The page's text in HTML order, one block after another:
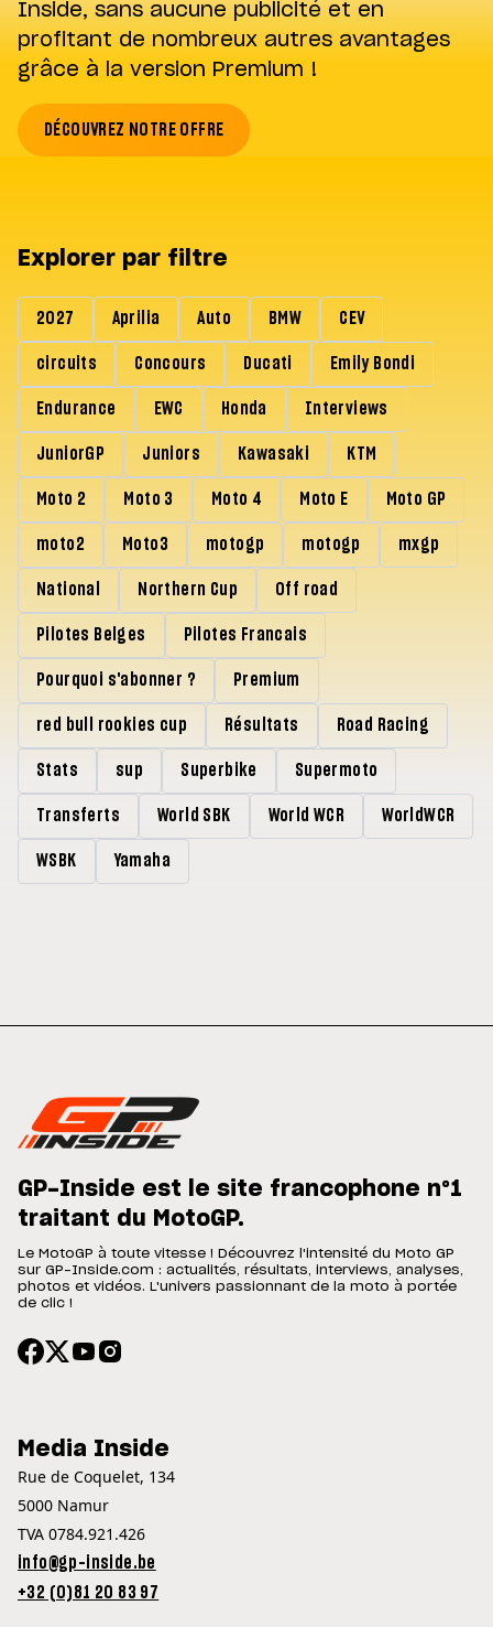
Inside, sans aucune publicité et en
profitant de nombreux autres avantages
grâce à la version Premium !
DÉCOUVREZ NOTRE OFFRE
Explorer par filtre
2027 Aprilia Auto BMW CEV
circuits Concours Ducati Emily Bondi
Endurance EWC Honda Interviews
JuniorGP Juniors Kawasaki KTM
Moto 2 Moto 3 Moto 4 Moto E Moto GP
moto2 Moto3 motogp motogp mxgp
National Northern Cup Off road
Pilotes Belges Pilotes Francais
Pourquoi s'abonner ? Premium
red bull rookies cup Résultats Road Racing
Stats sup Superbike Supermoto
Transferts World SBK World WCR WorldWCR
WSBK Yamaha
GP-Inside est le site francophone n°1
traitant du MotoGP.
Le MotoGP à toute vitesse ! Découvrez l'intensité du Moto GP
sur GP-Inside.com : actualités, résultats, interviews, analyses,
photos et vidéos. L'univers passionnant de la moto à portée
de clic !
Media Inside
Rue de Coquelet, 134
5000 Namur
TVA 0784.921.426
info@gp-inside.be
+32 (0)81 20 83 97